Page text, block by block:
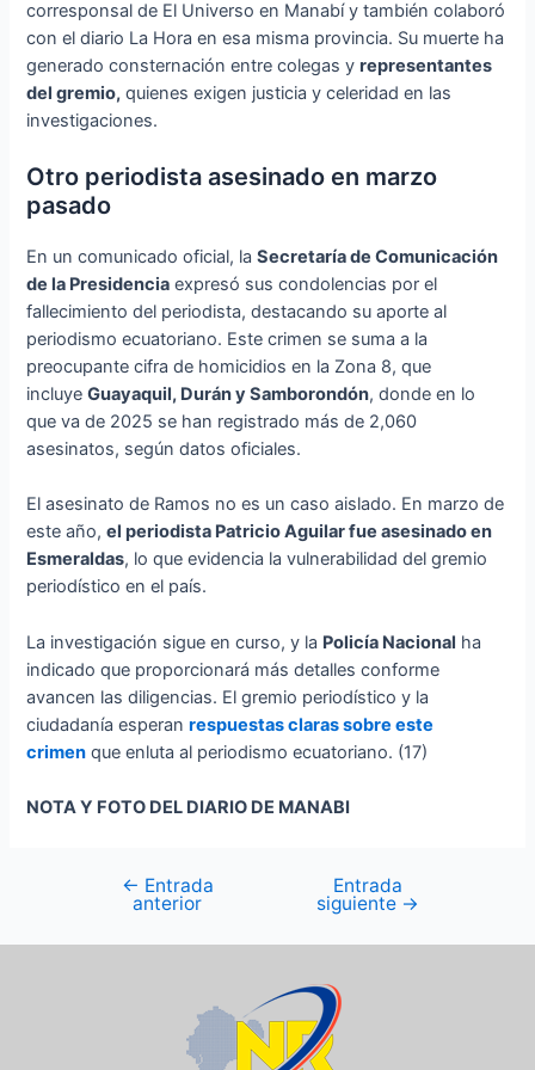
corresponsal de El Universo en Manabí y también colaboró
con el diario La Hora en esa misma provincia. Su muerte ha
generado consternación entre colegas yrepresentantes
del gremio, quienes exigen justicia y celeridad en las
investigaciones.
Otro periodista asesinado en marzo
pasado
En un comunicado oficial, laSecretaría de Comunicación
de la Presidencia expresó sus condolencias por el
fallecimiento del periodista, destacando su aporte al
periodismo ecuatoriano. Este crimen se suma a la
preocupante cifra de homicidios en la Zona 8, que
incluyeGuayaquil, Durán y Samborondón, donde en lo
que va de 2025 se han registrado más de 2,060
asesinatos, según datos oficiales.
El asesinato de Ramos no es un caso aislado. En marzo de
este año,el periodista Patricio Aguilar fue asesinado en
Esmeraldas, lo que evidencia la vulnerabilidad del gremio
periodístico en el país.
La investigación sigue en curso, y la Policía Nacional ha
indicado que proporcionará más detalles conforme
avancen las diligencias. El gremio periodístico y la
ciudadanía esperanrespuestas claras sobre este
crimen que enluta al periodismo ecuatoriano. (17)
NOTA Y FOTO DEL DIARIO DE MANABI
← Entrada
anterior
Entrada
siguiente →